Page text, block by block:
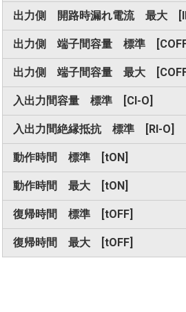
出力側 開路時漏れ電流 最大
出力側 端子間容量 標準
出力側 端子間容量 最大
入出力間容量 標準 [CI-O]
入出力間絶縁抵抗 標準 [RI-O]
動作時間 標準 [tON]
動作時間 最大 [tON]
復帰時間 標準 [tOFF]
復帰時間 最大 [tOFF]